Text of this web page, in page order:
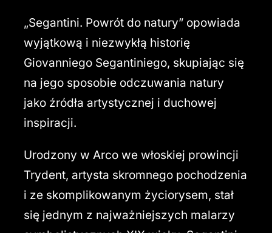
„Segantini. Powrót do natury” opowiada
wyjątkową i niezwykłą historię
Giovanniego Segantiniego, skupiając się
na jego sposobie odczuwania natury
jako źródła artystycznej i duchowej
inspiracji.
Urodzony w Arco we włoskiej prowincji
Trydent, artysta skromnego pochodzenia
i ze skomplikowanym życiorysem, stał
się jednym z najważniejszych malarzy